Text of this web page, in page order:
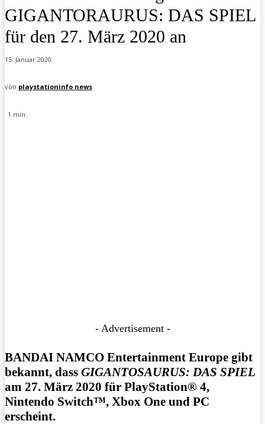
GIGANTORAURUS: DAS SPIEL
für den 27. März 2020 an
15. Januar 2020
von playstationinfo news
1 min.
- Advertisement -
BANDAI NAMCO Entertainment Europe gibt
bekannt, dass GIGANTOSAURUS: DAS SPIEL
am 27. März 2020 für PlayStation® 4,
Nintendo Switch™, Xbox One und PC
erscheint.